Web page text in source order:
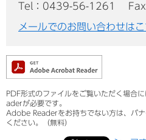
Tel：0439-56-1261
メールでのお問い合わせはこ
PDF形式のファイルをご覧いただく場合
aderが必要です。
Adobe Readerをお持ちでない方は、バ
ください。（無料）